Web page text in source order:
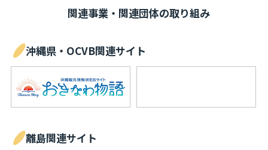
関連事業・関連団体の取り組み
沖縄県・OCVB関連サイト
離島関連サイト